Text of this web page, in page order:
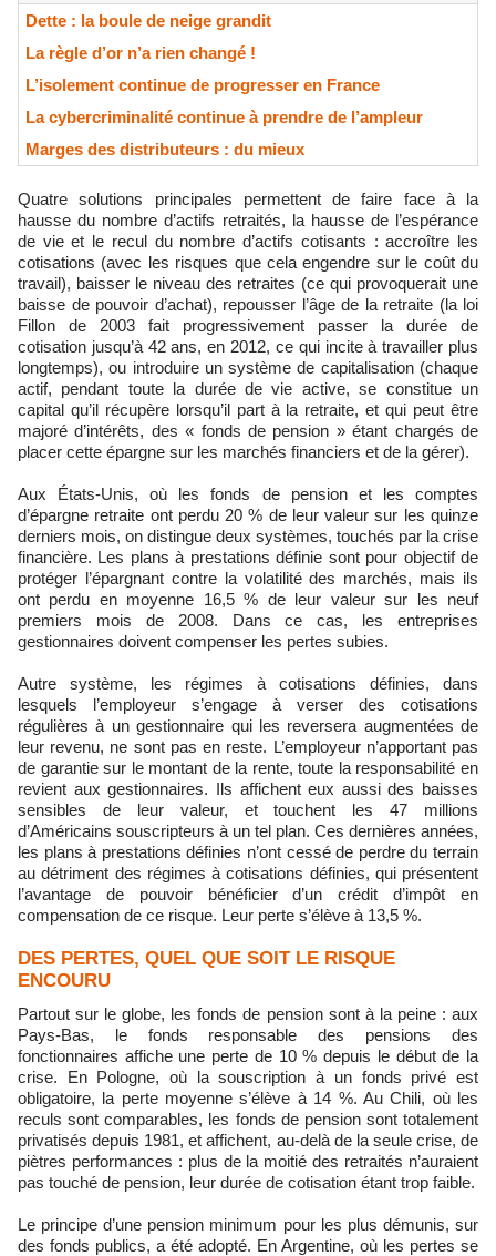
Dette : la boule de neige grandit
La règle d’or n’a rien changé !
L’isolement continue de progresser en France
La cybercriminalité continue à prendre de l’ampleur
Marges des distributeurs : du mieux
Quatre solutions principales permettent de faire face à la
hausse du nombre d’actifs retraités, la hausse de l’espérance
de vie et le recul du nombre d’actifs cotisants : accroître les
cotisations (avec les risques que cela engendre sur le coût du
travail), baisser le niveau des retraites (ce qui provoquerait une
baisse de pouvoir d’achat), repousser l’âge de la retraite (la loi
Fillon de 2003 fait progressivement passer la durée de
cotisation jusqu’à 42 ans, en 2012, ce qui incite à travailler plus
longtemps), ou introduire un système de capitalisation (chaque
actif, pendant toute la durée de vie active, se constitue un
capital qu’il récupère lorsqu’il part à la retraite, et qui peut être
majoré d’intérêts, des « fonds de pension » étant chargés de
placer cette épargne sur les marchés financiers et de la gérer).
Aux États-Unis, où les fonds de pension et les comptes
d’épargne retraite ont perdu 20 % de leur valeur sur les quinze
derniers mois, on distingue deux systèmes, touchés par la crise
financière. Les plans à prestations définie sont pour objectif de
protéger l’épargnant contre la volatilité des marchés, mais ils
ont perdu en moyenne 16,5 % de leur valeur sur les neuf
premiers mois de 2008. Dans ce cas, les entreprises
gestionnaires doivent compenser les pertes subies.
Autre système, les régimes à cotisations définies, dans
lesquels l’employeur s’engage à verser des cotisations
régulières à un gestionnaire qui les reversera augmentées de
leur revenu, ne sont pas en reste. L’employeur n’apportant pas
de garantie sur le montant de la rente, toute la responsabilité en
revient aux gestionnaires. Ils affichent eux aussi des baisses
sensibles de leur valeur, et touchent les 47 millions
d’Américains souscripteurs à un tel plan. Ces dernières années,
les plans à prestations définies n’ont cessé de perdre du terrain
au détriment des régimes à cotisations définies, qui présentent
l’avantage de pouvoir bénéficier d’un crédit d’impôt en
compensation de ce risque. Leur perte s’élève à 13,5 %.
DES PERTES, QUEL QUE SOIT LE RISQUE
ENCOURU
Partout sur le globe, les fonds de pension sont à la peine : aux
Pays-Bas, le fonds responsable des pensions des
fonctionnaires affiche une perte de 10 % depuis le début de la
crise. En Pologne, où la souscription à un fonds privé est
obligatoire, la perte moyenne s’élève à 14 %. Au Chili, où les
reculs sont comparables, les fonds de pension sont totalement
privatisés depuis 1981, et affichent, au-delà de la seule crise, de
piètres performances : plus de la moitié des retraités n’auraient
pas touché de pension, leur durée de cotisation étant trop faible.
Le principe d’une pension minimum pour les plus démunis, sur
des fonds publics, a été adopté. En Argentine, où les pertes se